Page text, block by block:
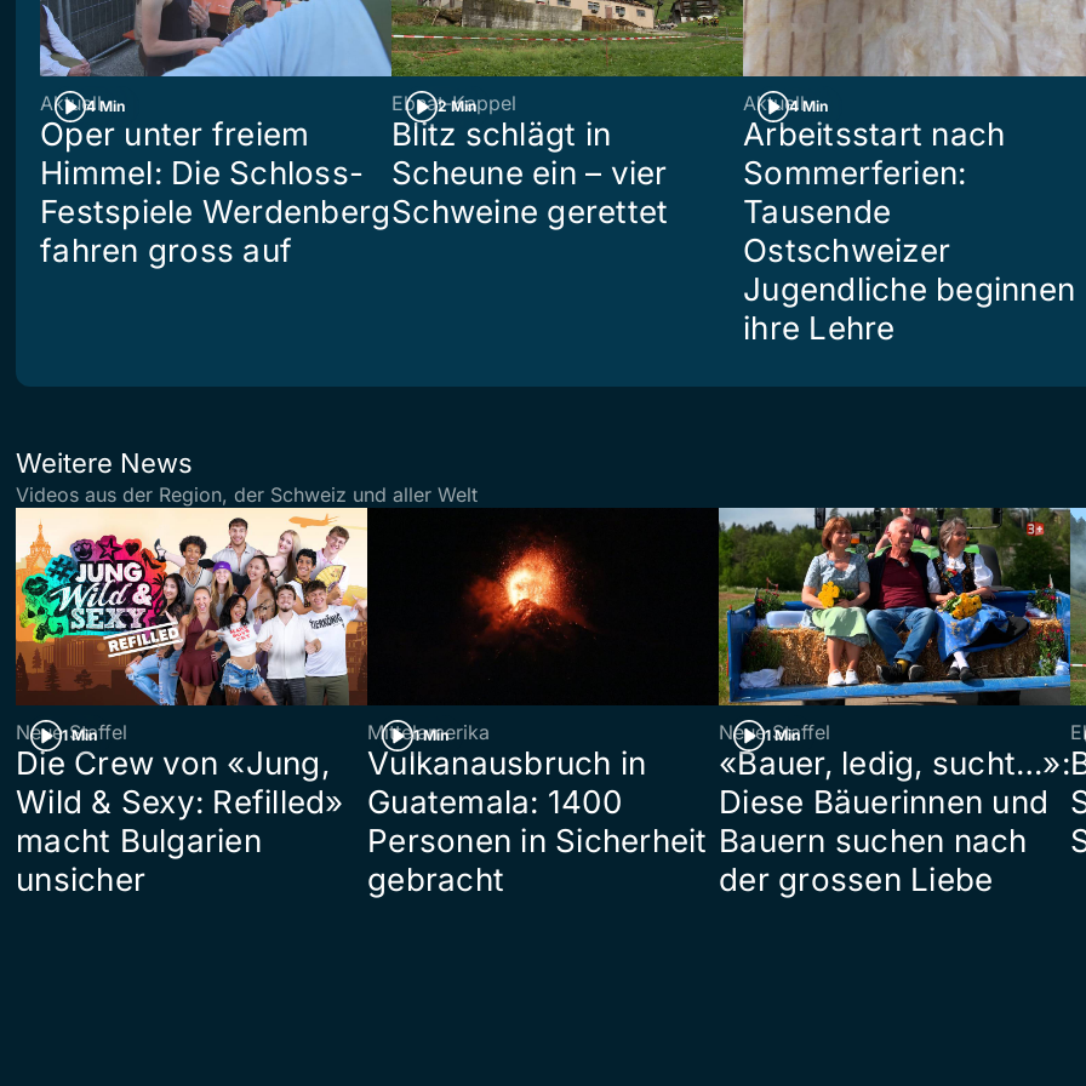
4 Min
Aktuell
Oper unter freiem
Himmel: Die Schloss-
Festspiele Werdenberg
fahren gross auf
2 Min
Ebnat-Kappel
Blitz schlägt in
Scheune ein – vier
Schweine gerettet
4 Min
Aktuell
Arbeitsstart nach
Sommerferien:
Tausende
Ostschweizer
Jugendliche beginnen
ihre Lehre
Weitere News
Videos aus der Region, der Schweiz und aller Welt
1 Min
Neue Staffel
Die Crew von «Jung,
Wild & Sexy: Refilled»
macht Bulgarien
unsicher
1 Min
Mittelamerika
Vulkanausbruch in
Guatemala: 1400
Personen in Sicherheit
gebracht
1 Min
Neue Staffel
«Bauer, ledig, sucht…»:
Diese Bäuerinnen und
Bauern suchen nach
der grossen Liebe